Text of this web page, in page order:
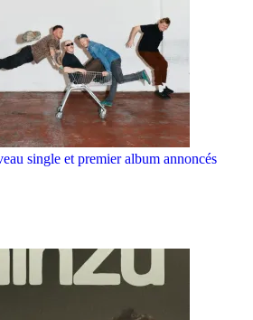
single et premier album annoncés